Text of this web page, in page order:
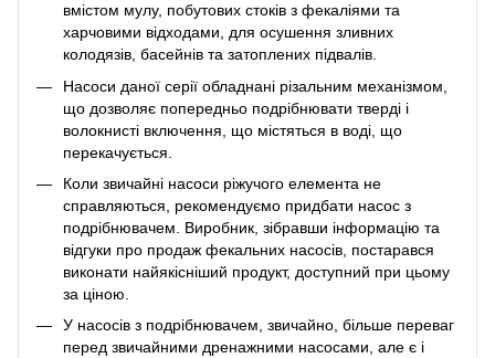
вмістом мулу, побутових стоків з фекаліями та
харчовими відходами, для осушення зливних
колодязів, басейнів та затоплених підвалів.
Насоси даної серії обладнані різальним механізмом,
що дозволяє попередньо подрібнювати тверді і
волокнисті включення, що містяться в воді, що
перекачується.
Коли звичайні насоси ріжучого елемента не
справляються, рекомендуємо придбати насос з
подрібнювачем. Виробник, зібравши інформацію та
відгуки про продаж фекальних насосів, постарався
виконати найякісніший продукт, доступний при цьому
за ціною.
У насосів з подрібнювачем, звичайно, більше переваг
перед звичайними дренажними насосами, але є і